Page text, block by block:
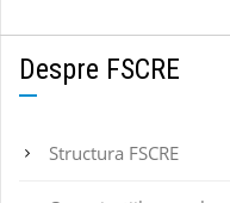
Despre FSCRE
Structura FSCRE